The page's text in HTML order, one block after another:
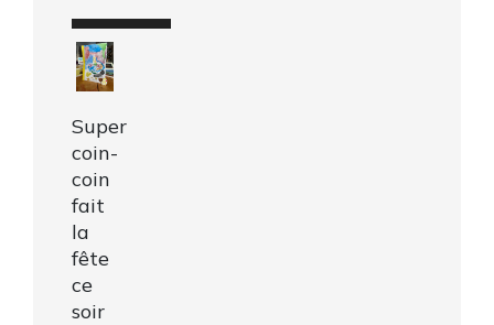
Super
coin-
coin
fait
la
fête
ce
soir